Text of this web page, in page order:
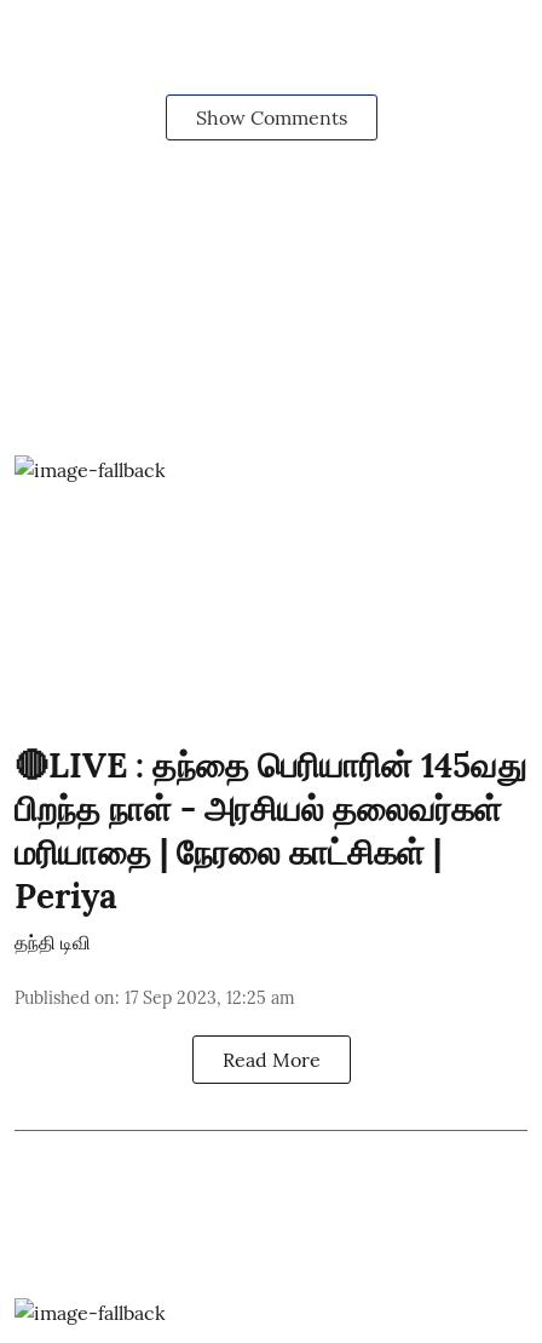
Show Comments
🔴LIVE : தந்தை பெரியாரின் 145வது
பிறந்த நாள் - அரசியல் தலைவர்கள்
மரியாதை | நேரலை காட்சிகள் |
Periya
தந்தி டிவி
Published on: 17 Sep 2023, 12:25 am
Read More